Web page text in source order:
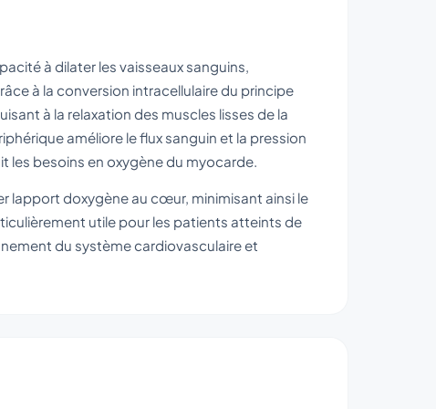
à dilater les vaisseaux sanguins,
à la conversion intracellulaire du principe
à la relaxation des muscles lisses de la
améliore le flux sanguin et la pression
les besoins en oxygène du myocarde.
lapport doxygène au cœur, minimisant ainsi le
utile pour les patients atteints de
du système cardiovasculaire et